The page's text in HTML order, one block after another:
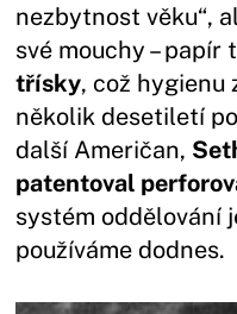
nezbytnost věku“,
své mouchy –
třísky, což hygienu
několik desetiletí
další Američan,
patentoval
systém oddělování
používáme dodnes.